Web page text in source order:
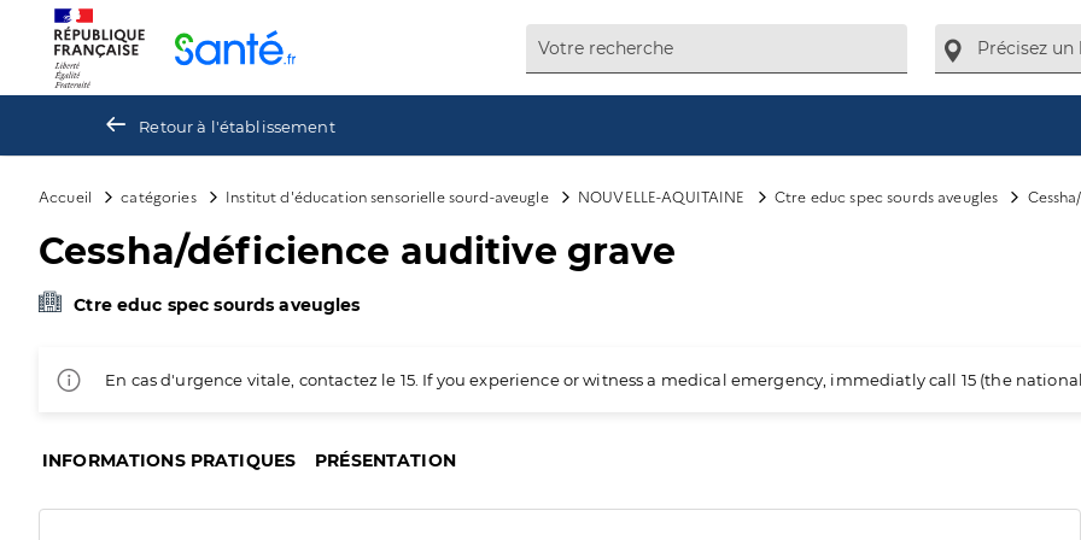
Retour à l'établissement
Accueil catégories Institut d'éducation sensorielle sourd-aveugle NOUVELLE-AQUITAINE Ctre educ spec sourds aveugles
Cessha/déficience auditive grave
Ctre educ spec sourds aveugles
En cas d'urgence vitale, contactez le 15. If you experience or witness a medical emergency, immediatly call 15 (the
INFORMATIONS PRATIQUES PRÉSENTATION
Panneau de gestion des cookies